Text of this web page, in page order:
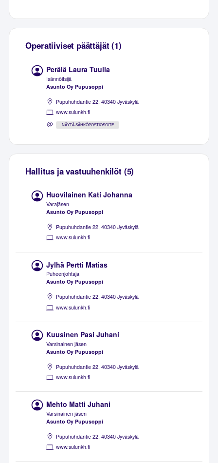
Operatiiviset päättäjät (1)
Perälä Laura Tuulia
Isännöitsijä
Asunto Oy Pupusoppi
Pupuhuhdantie 22, 40340 Jyväskylä
www.sulunkh.fi
NÄYTÄ SÄHKÖPOSTIOSOITE
Hallitus ja vastuuhenkilöt (5)
Huovilainen Kati Johanna
Varajäsen
Asunto Oy Pupusoppi
Pupuhuhdantie 22, 40340 Jyväskylä
www.sulunkh.fi
Jylhä Pertti Matias
Puheenjohtaja
Asunto Oy Pupusoppi
Pupuhuhdantie 22, 40340 Jyväskylä
www.sulunkh.fi
Kuusinen Pasi Juhani
Varsinainen jäsen
Asunto Oy Pupusoppi
Pupuhuhdantie 22, 40340 Jyväskylä
www.sulunkh.fi
Mehto Matti Juhani
Varsinainen jäsen
Asunto Oy Pupusoppi
Pupuhuhdantie 22, 40340 Jyväskylä
www.sulunkh.fi